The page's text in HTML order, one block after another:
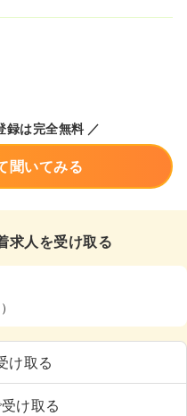
録は完全無料 ／
聞いてみる
求人を受け取る
け取る
け取る